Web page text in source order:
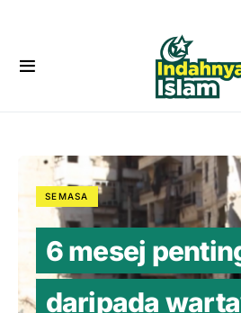
SEMASA
6 mesej
daripada